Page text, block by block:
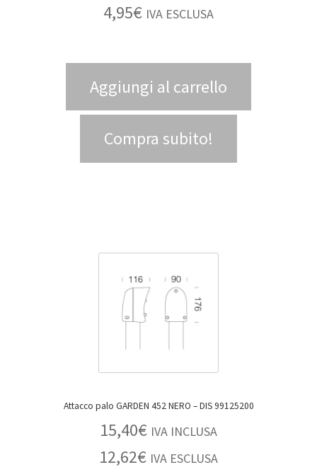
4,95€ IVA ESCLUSA
Aggiungi al carrello
Compra subito!
Attacco palo GARDEN 452 NERO – DIS 99125200
15,40€ IVA INCLUSA
12,62€ IVA ESCLUSA